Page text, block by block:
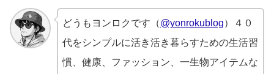
どうもヨンロクです（@yonrokublog）４０
代をシンプルに活き活き暮らすための生活習
慣、健康、ファッション、一生物アイテムな